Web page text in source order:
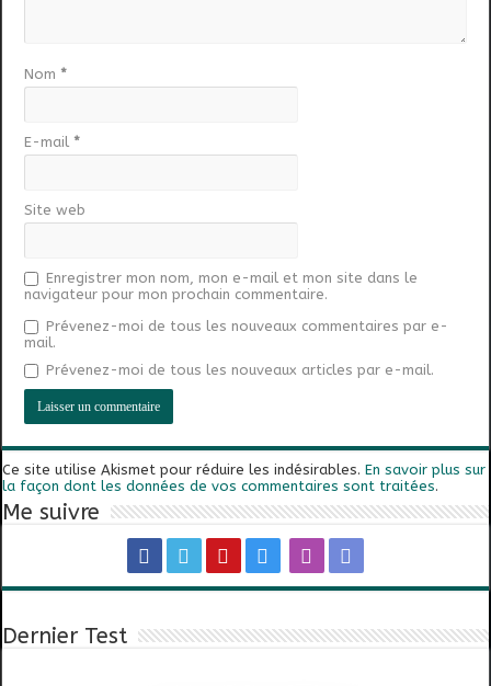
Nom *
E-mail *
Site web
Enregistrer mon nom, mon e-mail et mon site dans le
navigateur pour mon prochain commentaire.
Prévenez-moi de tous les nouveaux commentaires par e-
mail.
Prévenez-moi de tous les nouveaux articles par e-mail.
Ce site utilise Akismet pour réduire les indésirables.En savoir plus sur
la façon dont les données de vos commentaires sont traitées.
Me suivre
Dernier Test